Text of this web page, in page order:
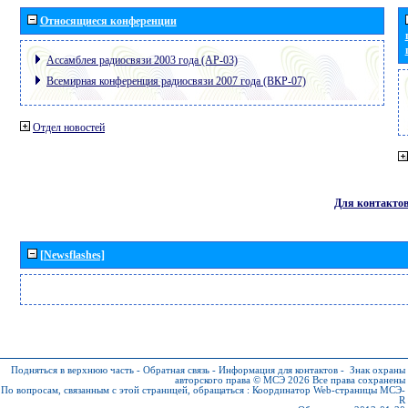
Относящиеся конференции
Ассамблея радиосвязи 2003 года (АР-03)
Всемирная конференция радиосвязи 2007 года (ВКР-07)
Отдел новостей
Для контактов
[Newsflashes]
Подняться в верхнюю часть - Обратная связь - Информация для контактов - Знак охраны
авторского права © МСЭ 2026 Все права сохранены
По вопросам, связанным с этой страницей, обращаться : Координатор Web-страницы МСЭ-
R